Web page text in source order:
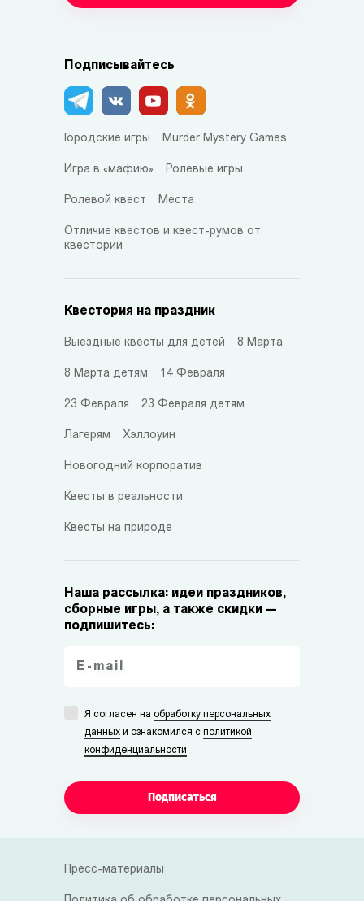
Подписывайтесь
Городские игры Murder Mystery Games
Игра в «мафию» Ролевые игры
Ролевой квест Места
Отличие квестов и квест-румов от
квестории
Квестория на праздник
Выездные квесты для детей 8 Марта
8 Марта детям 14 Февраля
23 Февраля 23 Февраля детям
Лагерям Хэллоуин
Новогодний корпоратив
Квесты в реальности
Квесты на природе
Наша рассылка: идеи праздников,
сборные игры, а также скидки —
подпишитесь:
Я согласен на обработку персональных
данных и ознакомился с политикой
конфиденциальности
Подписаться
Пресс-материалы